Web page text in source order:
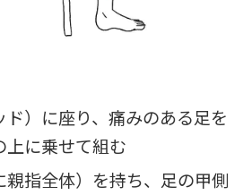
）に座り、痛みのある足を
上に乗せて組む
指全体）を持ち、足の甲側